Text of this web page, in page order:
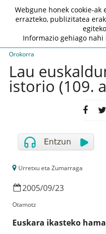
Orokorra
Lau
istorio (109.
Urretxu eta Zumarraga
2005/09/23
Otamotz
Euskara ikasteko
Webgune honek cookie-
errazteko, publizitatea
Informazio gehiago